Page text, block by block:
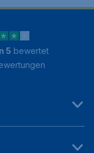
5 bewertet